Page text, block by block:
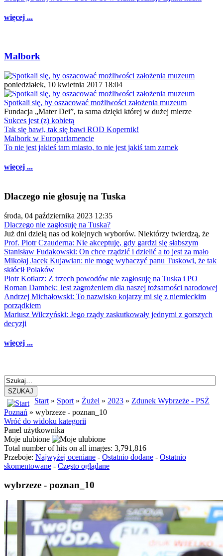
więcej ...
Malbork
poniedziałek, 10 kwietnia 2017 18:04
Spotkali się, by oszacować możliwości założenia muzeum
Fundacja „Mater Dei”, ta sama dzięki której w dużej mierze
Sukces jest (z) kobietą
Tak się bawi, tak się bawi ROD Kopernik!
Malbork w Europarlamencie
To nie jest jakieś tam miasto, to nie jest jakiś tam zamek
więcej ...
Dlaczego nie głosuję na Tuska
środa, 04 października 2023 12:35
Dlaczego nie zagłosuję na Tuska?
Już dni dzielą nas od kolejnych wyborów. Niektórzy twierdzą, że
Prof. Piotr Czauderna: Nie akceptuję, gdy gardzi się słabszym
Stanisław Fudakowski: On chce rządzić i dzielić a to jest za mało
Mikołaj Jacek Kujawian: nie mogę wybaczyć panu Tuskowi, że tak
skłócił Polaków
Piotr Kotlarz: Z trzech powodów nie zagłosuję na Tuska i PO
Roman Dambek: Jest zagrożeniem dla naszej tożsamości narodowej
Andrzej Michałowski: To nazwisko kojarzy mi się z niemieckim
porządkiem
Mariusz Wilczyński: Jego rządy zaskutkowały jednymi z gorszych
decyzji
więcej ...
SZUKAJ
Start » Sport » Żużel » 2023 » Zdunek Wybrzeże - PSŻ
Poznań » wybrzeze - poznan_10
Wróć do widoku kategorii
Panel użytkownika
Moje ulubione
Total number of hits on all images: 3,791,816
Przeboje: Najwyżej oceniane - Ostatnio dodane - Ostatnio
skomentowane - Często oglądane
wybrzeze - poznan_10